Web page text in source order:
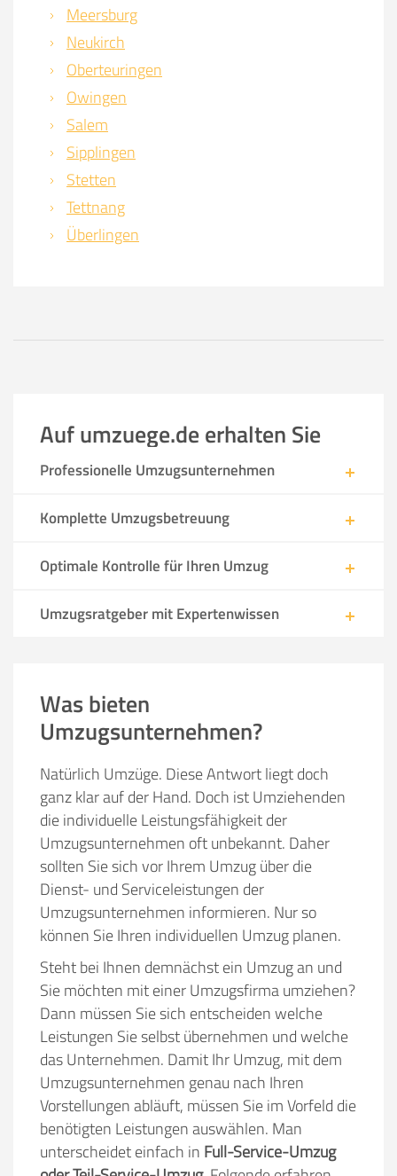
Meersburg
Neukirch
Oberteuringen
Owingen
Salem
Sipplingen
Stetten
Tettnang
Überlingen
Auf umzuege.de erhalten Sie
Professionelle Umzugsunternehmen
Komplette Umzugsbetreuung
Optimale Kontrolle für Ihren Umzug
Umzugsratgeber mit Expertenwissen
Was bieten
Umzugsunternehmen?
Natürlich Umzüge. Diese Antwort liegt doch
ganz klar auf der Hand. Doch ist Umziehenden
die individuelle Leistungsfähigkeit der
Umzugsunternehmen oft unbekannt. Daher
sollten Sie sich vor Ihrem Umzug über die
Dienst- und Serviceleistungen der
Umzugsunternehmen informieren. Nur so
können Sie Ihren individuellen Umzug planen.
Steht bei Ihnen demnächst ein Umzug an und
Sie möchten mit einer Umzugsfirma umziehen?
Dann müssen Sie sich entscheiden welche
Leistungen Sie selbst übernehmen und welche
das Unternehmen. Damit Ihr Umzug, mit dem
Umzugsunternehmen genau nach Ihren
Vorstellungen abläuft, müssen Sie im Vorfeld die
benötigten Leistungen auswählen. Man
unterscheidet einfach in Full-Service-Umzug